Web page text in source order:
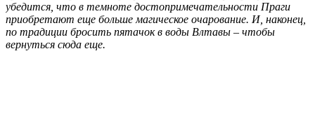
убедится, что в темноте достопримечательности Праги
приобретают еще больше магическое очарование. И, наконец,
по традиции бросить пятачок в воды Влтавы – чтобы
вернуться сюда еще.